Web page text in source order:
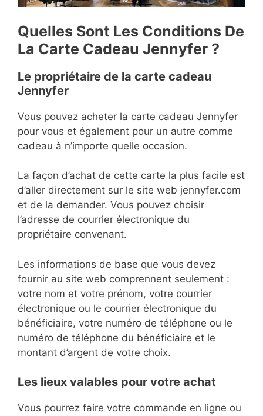
Quelles Sont Les Conditions De
La Carte Cadeau Jennyfer ?
Le propriétaire de la carte cadeau
Jennyfer
Vous pouvez acheter la carte cadeau Jennyfer
pour vous et également pour un autre comme
cadeau à n’importe quelle occasion.
La façon d’achat de cette carte la plus facile est
d’aller directement sur le site web jennyfer.com
et de la demander. Vous pouvez choisir
l’adresse de courrier électronique du
propriétaire convenant.
Les informations de base que vous devez
fournir au site web comprennent seulement :
votre nom et votre prénom, votre courrier
électronique ou le courrier électronique du
bénéficiaire, votre numéro de téléphone ou le
numéro de téléphone du bénéficiaire et le
montant d’argent de votre choix.
Les lieux valables pour votre achat
Vous pourrez faire votre commande en ligne ou